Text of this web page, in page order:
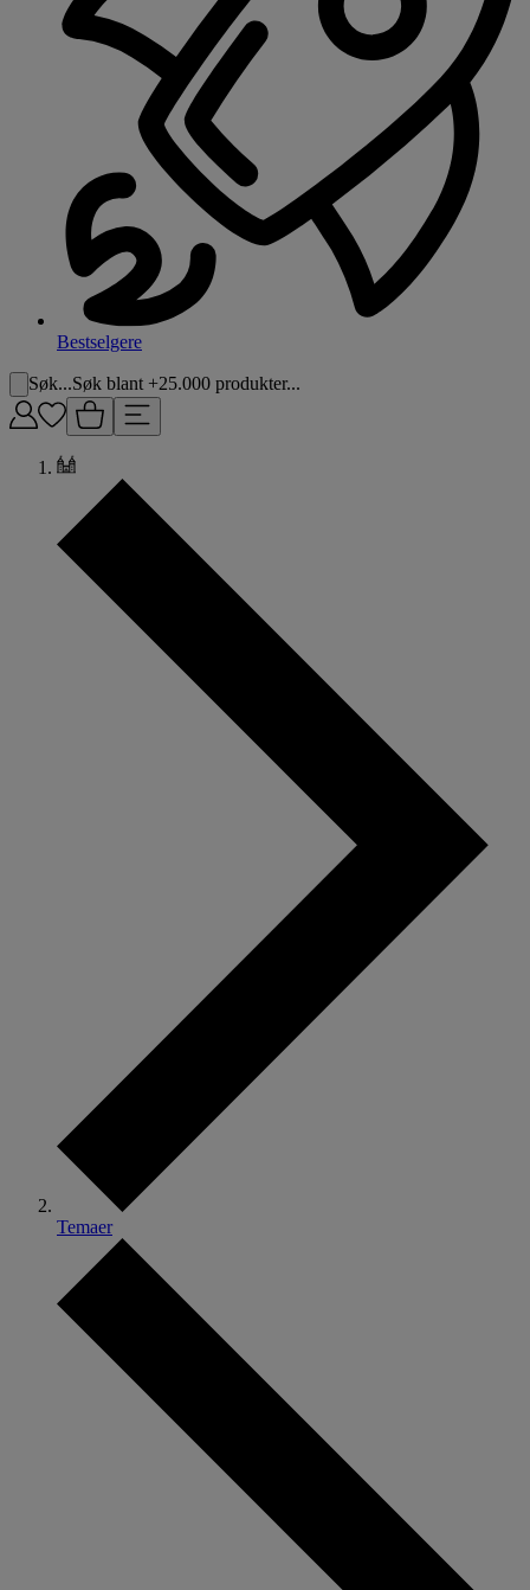
Bestselgere
Søk...Søk blant +25.000 produkter...
Temaer